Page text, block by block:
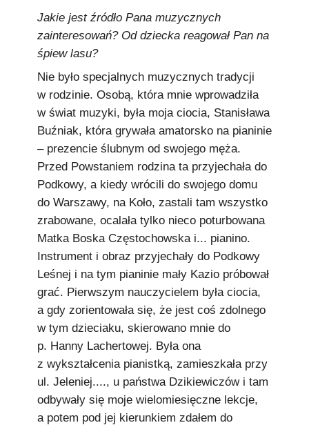
Jakie jest źródło Pana muzycznych
zainteresowań? Od dziecka reagował Pan na
śpiew lasu?
Nie było specjalnych muzycznych tradycji
w rodzinie. Osobą, która mnie wprowadziła
w świat muzyki, była moja ciocia, Stanisława
Buźniak, która grywała amatorsko na pianinie
– prezencie ślubnym od swojego męża.
Przed Powstaniem rodzina ta przyjechała do
Podkowy, a kiedy wrócili do swojego domu
do Warszawy, na Koło, zastali tam wszystko
zrabowane, ocalała tylko nieco poturbowana
Matka Boska Częstochowska i... pianino.
Instrument i obraz przyjechały do Podkowy
Leśnej i na tym pianinie mały Kazio próbował
grać. Pierwszym nauczycielem była ciocia,
a gdy zorientowała się, że jest coś zdolnego
w tym dzieciaku, skierowano mnie do
p. Hanny Lachertowej. Była ona
z wykształcenia pianistką, zamieszkała przy
ul. Jeleniej...., u państwa Dzikiewiczów i tam
odbywały się moje wielomiesięczne lekcje,
a potem pod jej kierunkiem zdałem do